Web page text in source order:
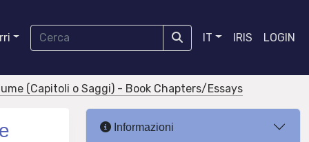
IT IRIS LOGIN
(Capitoli o Saggi) - Book Chapters/Essays
Informazioni